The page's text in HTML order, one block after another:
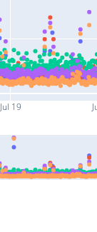
Jul 19